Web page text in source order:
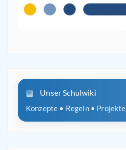
Unser Schulwiki
Konzepte • Regeln • Projekte